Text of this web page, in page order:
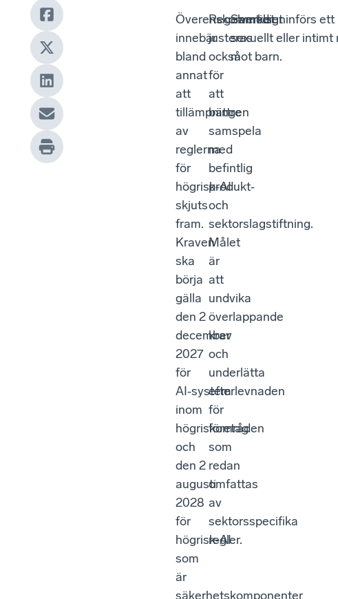
Överenskommelsen
innebär
bland
annat
att
tillämpningen
av
reglerna
för
högrisk‑AI
skjuts
fram.
Kraven
ska
börja
gälla
den 2
december
2027
för
AI‑system
inom
högriskområden
och
den 2
augusti
2028
för
högrisk‑AI
som
är
säkerhetskomponenter
Regelverket
justeras
också
för
att
bättre
samspela
med
befintlig
produkt‑
och
sektorslagstiftning.
Målet
är
att
undvika
överlappande
krav
och
underlätta
efterlevnaden
för
företag
som
redan
omfattas
av
sektorsspecifika
regler.
Samtidigt införs ett
sexuellt eller intimt
mot barn.